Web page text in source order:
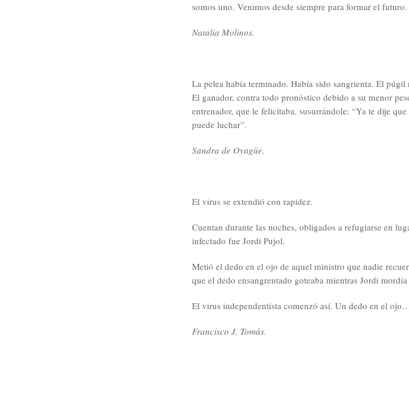
somos uno. Venimos desde siempre para formar el
Natalia Molinos.
La pelea había terminado. Había sido sangrienta. El
El ganador, contra todo pronóstico debido a su menor
entrenador, que le felicitaba, susurrándole: “Ya te dije
puede luchar”.
Sandra de Oyagüe.
El virus se extendió con rapidez.
Cuentan durante las noches, obligados a refugiarse en
infectado fue Jordi Pujol.
Metió el dedo en el ojo de aquel ministro que nadie
que el dedo ensangrentado goteaba mientras Jordi
El virus independentista comenzó así. Un dedo en el
Francisco J. Tomás.